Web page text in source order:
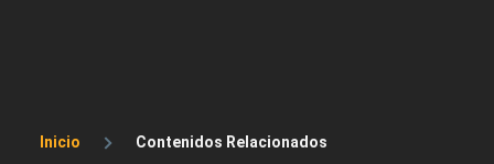
Sobrescribir enlaces de ayuda a la
Inicio Contenidos Relacionados